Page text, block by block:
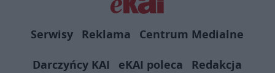
Serwisy Reklama
Centrum Medialne
Darczyńcy KAI
eKAI poleca
Redakcja